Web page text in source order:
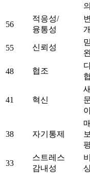
56
적응성/
융통성
55 신뢰성
48 협조
41 혁신
38 자기통제
33
스트레스
감내성